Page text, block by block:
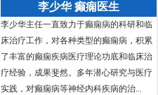
李少华 癫痫医生
李少华主任一直致力于癫痫病的科研和临
床治疗工作，对各种类型的癫痫病，积累
了丰富的癫痫疾病医疗理论功底和临床治
疗经验，成果斐然。多年潜心研究与医疗
实践，对癫痫病等神经内科疾病的治...